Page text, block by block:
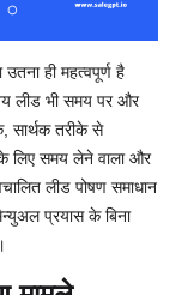
उतना ही महत्वपूर्ण है
लीड भी समय पर और
सार्थक तरीके से
के लिए समय लेने वाला और
लीड पोषण समाधान
प्रयास के बिना